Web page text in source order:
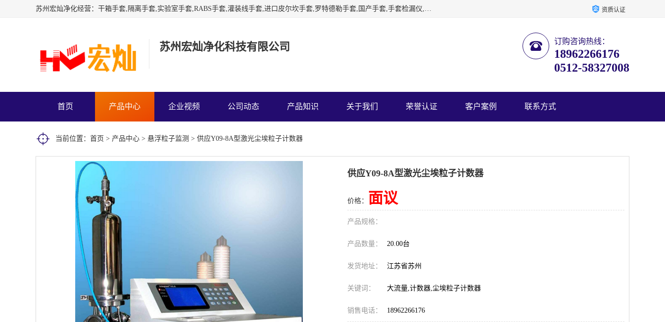
苏州宏灿净化经营：干箱手套,隔离手套,实验室手套,RABS手套,灌装线手套,进口皮尔坎手套,罗特德勒手套,国产手套,手套检漏仪,负压称量罩,传递窗,层流小车霍尼韦尔诺斯CSM隔离器干箱手套，负压称量室，皮尔坎海普隆氯磺化聚乙烯手套，雪莲灌装机手套，罗特得勒手套箱手套，欧菲姆干雾灭菌消毒机，国产TRONPOWER创能隔离器手套，激光尘埃粒子计数器，浮游菌采样器,风量罩，手套检漏仪 资质认证
苏州宏灿净化科技有限公司 订购咨询热线：
18962266176
0512-58327008
首页 产品中心 企业视频 公司动态 产品知识 关于我们 荣誉认证 客户案例 联系方式
当前位置： 首页 > 产品中心 > 悬浮粒子监测 > 供应Y09-8A型激光尘埃粒子计数器
供应Y09-8A型激光尘埃粒子计数器
价格： 面议
产品规格：
产品数量： 20.00台
发货地址： 江苏省苏州
关键词： 大流量,计数器,尘埃粒子计数器
销售电话： 18962266176